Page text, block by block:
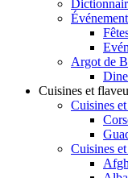
Argot de
Cuisines et
Cuisines
Cuisines